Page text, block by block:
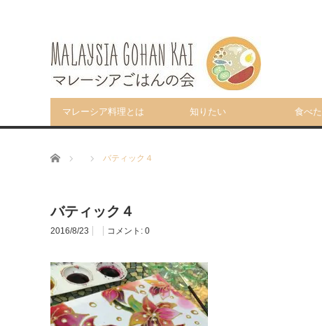
マレーシア料理とは 知りたい 食べ
ホーム バティック４
バティック４
2016/8/23 コメント: 0